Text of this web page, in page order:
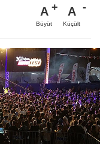
A
Büyüt
A
Küçült